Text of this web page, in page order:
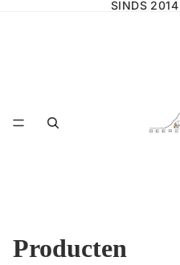
SINDS 2014
Producten